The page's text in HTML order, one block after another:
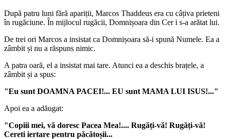
După patru luni fără apariții, Marcos Thaddeus era cu câțiva prieteni
în rugăciune. În mijlocul rugăcii, Domnișoara din Cer i s-a arătat lui.
De trei ori Marcos a insistat ca Domnișoara să-i spună Numele. Ea a
zâmbit și nu a răspuns nimic.
A patra oară, el a insistat mai tare. Atunci ea a deschis brațele, a
zâmbit și a spus:
"Eu sunt DOAMNA PACEI!... EU sunt MAMA LUI ISUS!..."
Apoi ea a adăugat:
"Copiii mei, vă doresc Pacea Mea!.... Rugăți-vă! Rugăți-vă!
Cereti iertare pentru păcătoșii...